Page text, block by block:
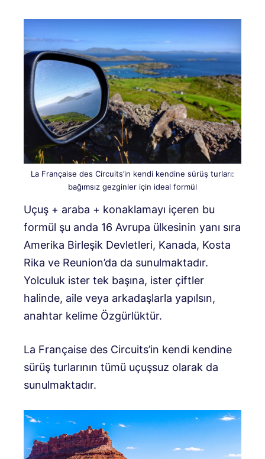
La Française des Circuits’in kendi kendine sürüş turları:
bağımsız gezginler için ideal formül
Uçuş + araba + konaklamayı içeren bu
formül şu anda 16 Avrupa ülkesinin yanı sıra
Amerika Birleşik Devletleri, Kanada, Kosta
Rika ve Reunion’da da sunulmaktadır.
Yolculuk ister tek başına, ister çiftler
halinde, aile veya arkadaşlarla yapılsın,
anahtar kelime Özgürlüktür.
La Française des Circuits’in kendi kendine
sürüş turlarının tümü uçuşsuz olarak da
sunulmaktadır.